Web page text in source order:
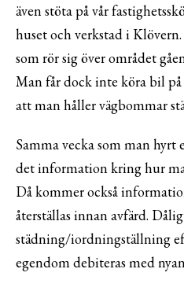
även stöta på vår
huset och verkstad i
som rör sig över området
Man får dock inte köra bil
att man håller vägbommar
Samma vecka som man
det information kring hur
Då kommer också
återställas innan avfärd.
städning/iordningställning
egendom debiteras med